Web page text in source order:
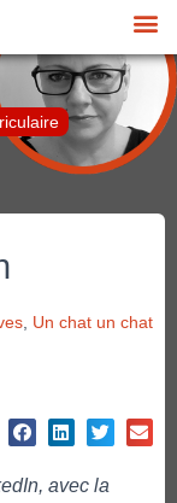
, Un chat un chat
avec la